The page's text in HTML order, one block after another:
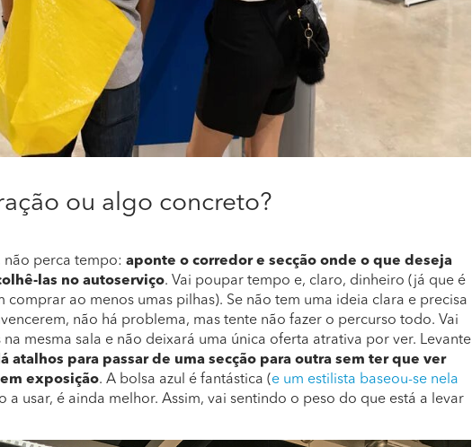
ou algo concreto?
não perca tempo: aponte o corredor e secção onde o que deseja
las no autoserviço. Vai poupar tempo e, claro, dinheiro (já que é
comprar ao menos umas pilhas). Se não tem uma ideia clara e precisa
não há problema, mas tente não fazer o percurso todo. Vai
mesma sala e não deixará uma única oferta atrativa por ver. Levante
atalhos para passar de uma secção para outra sem ter que ver
exposição. A bolsa azul é fantástica (e um estilista baseou-se nela
a usar, é ainda melhor. Assim, vai sentindo o peso do que está a levar